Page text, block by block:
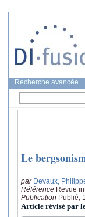
Recherche avancée
Le
par Devaux,
Référence Revue
Publication Publié,
Article révisé par